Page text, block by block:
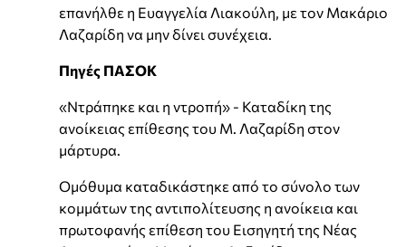
επανήλθε η Ευαγγελία Λιακούλη, με τον Μακάριο
Λαζαρίδη να μην δίνει συνέχεια.
Πηγές ΠΑΣΟΚ
«Nτράπηκε και η ντροπή» - Καταδίκη της
ανοίκειας επίθεσης του Μ. Λαζαρίδη στον
μάρτυρα.
Ομόθυμα καταδικάστηκε από το σύνολο των
κομμάτων της αντιπολίτευσης η ανοίκεια και
πρωτοφανής επίθεση του Εισηγητή της Νέας